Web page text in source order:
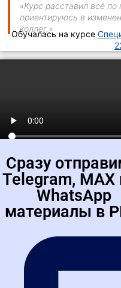
«Курс расставил всё
ориентируюсь в
коллег.»
Обучалась на курсе
«Курс помог перейти с
ведущего эксперта.
спокойно работаю с
Обучалась на курсе